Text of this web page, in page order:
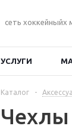
сеть хоккейныйх
УСЛУГИ
Каталог -
Чехлы